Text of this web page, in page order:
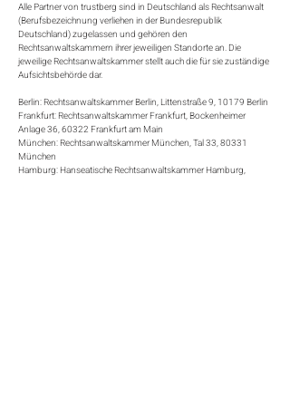
Alle Partner von trustberg sind in Deutschland als Rechtsanwalt
(Berufsbezeichnung verliehen in der Bundesrepublik
Deutschland) zugelassen und gehören den
Rechtsanwaltskammern ihrer jeweiligen Standorte an. Die
jeweilige Rechtsanwaltskammer stellt auch die für sie zuständige
Aufsichtsbehörde dar.
Berlin: Rechtsanwaltskammer Berlin, Littenstraße 9, 10179 Berlin
Frankfurt: Rechtsanwaltskammer Frankfurt, Bockenheimer
Anlage 36, 60322 Frankfurt am Main
München: Rechtsanwaltskammer München, Tal 33, 80331
München
Hamburg: Hanseatische Rechtsanwaltskammer Hamburg,